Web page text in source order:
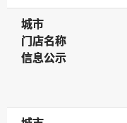
城市
城市
门店名称
门店名称
信息公示
信息公示